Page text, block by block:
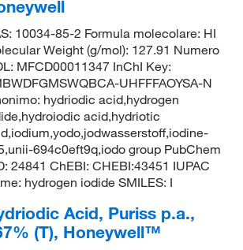
10034-85-2 Formula molecolare: HI
Weight (g/mol): 127.91 Numero
MFCD00011347 InChI Key:
UHFFFAOYSA-N
hydriodic acid,hydrogen
acid,hydriotic
694c0eft9q,iodo group PubChem
24841 ChEBI: CHEBI:43451 IUPAC
hydrogen iodide SMILES: I
Acid, Puriss p.a.,
(T), Honeywell™